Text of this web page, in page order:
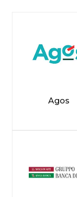
Agos